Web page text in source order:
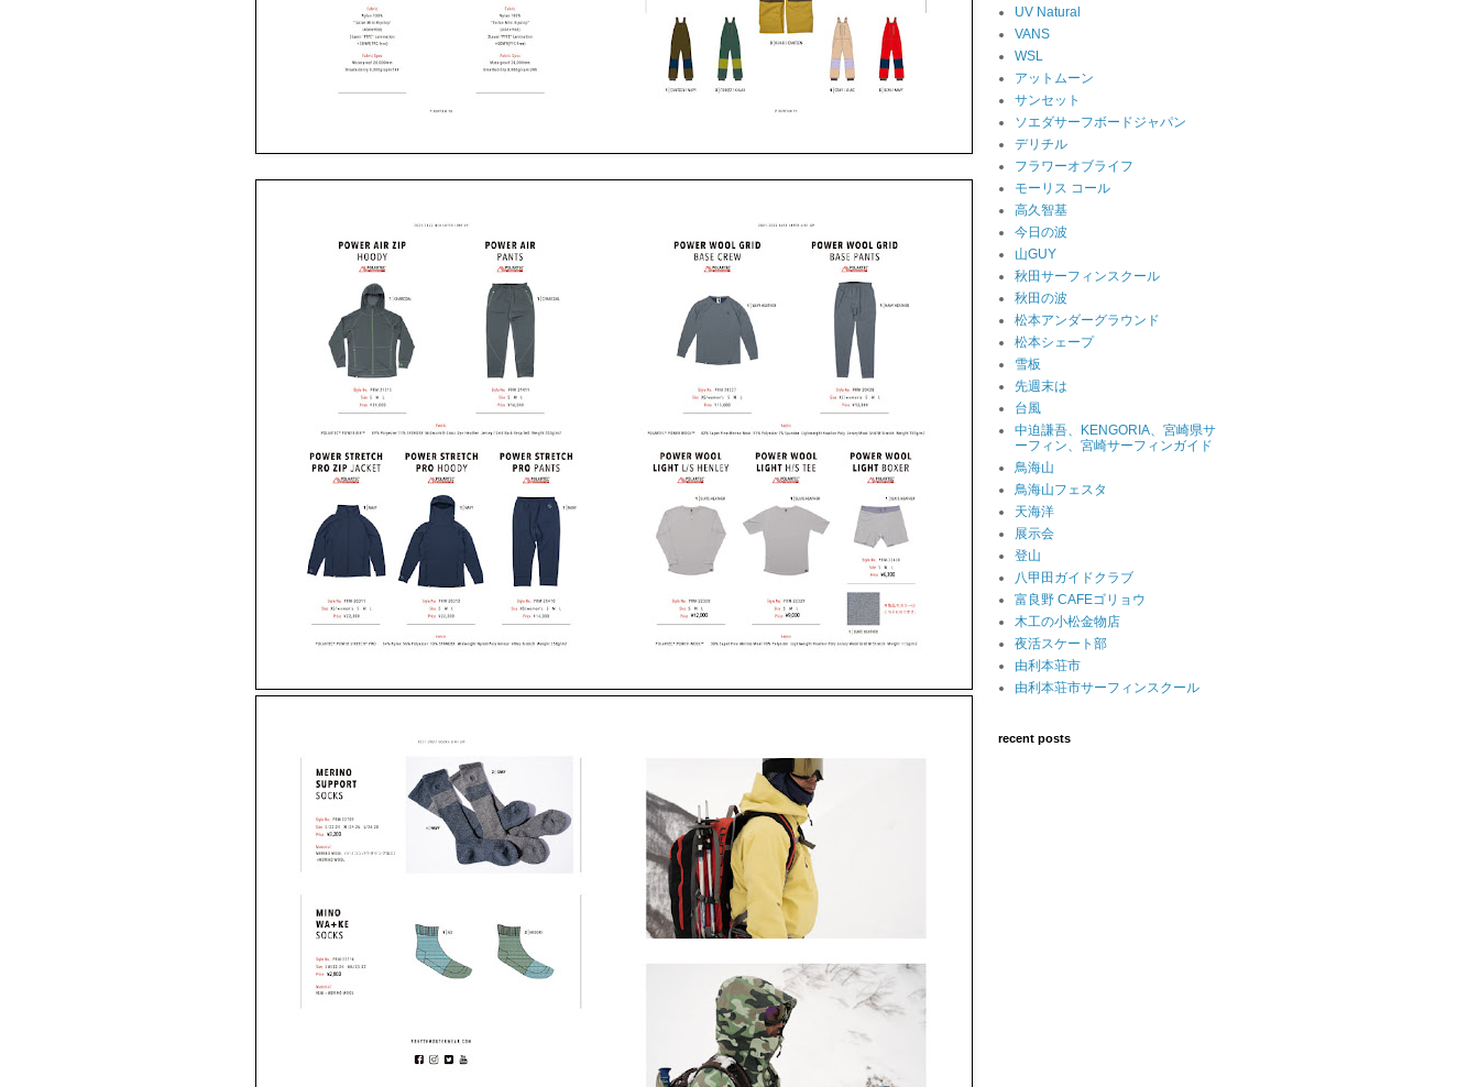
UV Natural
VANS
WSL
アットムーン
サンセット
ソエダサーフボードジャパン
デリチル
フラワーオブライフ
モーリス コール
高久智基
今日の波
山GUY
秋田サーフィンスクール
秋田の波
松本アンダーグラウンド
松本シェープ
雪板
先週末は
台風
中迫謙吾、KENGORIA、宮崎県サ
ーフィン、宮崎サーフィンガイド
鳥海山
鳥海山フェスタ
天海洋
展示会
登山
八甲田ガイドクラブ
富良野 CAFEゴリョウ
木工の小松金物店
夜活スケート部
由利本荘市
由利本荘市サーフィンスクール
recent posts